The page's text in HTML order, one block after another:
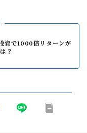
資で1000倍リターンが
？